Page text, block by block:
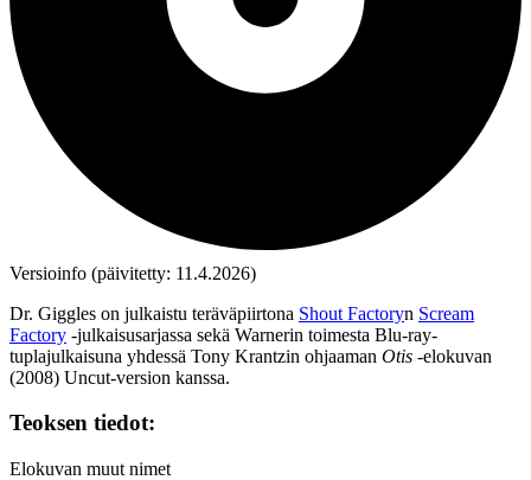
Versioinfo (päivitetty: 11.4.2026)
Dr. Giggles on julkaistu teräväpiirtona Shout Factoryn Scream
Factory ‑julkaisusarjassa sekä Warnerin toimesta Blu‑ray-
tuplajulkaisuna yhdessä Tony Krantzin ohjaaman Otis ‑elokuvan
(2008) Uncut-version kanssa.
Teoksen tiedot:
Elokuvan muut nimet